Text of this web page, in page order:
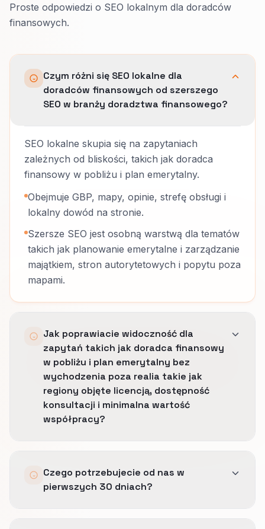
Proste odpowiedzi o SEO lokalnym dla doradców
finansowych.
Czym różni się SEO lokalne dla
doradców finansowych od szerszego
SEO w branży doradztwa finansowego?
SEO lokalne skupia się na zapytaniach
zależnych od bliskości, takich jak doradca
finansowy w pobliżu i plan emerytalny.
Obejmuje GBP, mapy, opinie, strefę obsługi i
lokalny dowód na stronie.
Szersze SEO jest osobną warstwą dla tematów
takich jak planowanie emerytalne i zarządzanie
majątkiem, stron autorytetowych i popytu poza
mapami.
Jak poprawiacie widoczność dla
zapytań takich jak doradca finansowy
w pobliżu i plan emerytalny bez
wychodzenia poza realia takie jak
regiony objęte licencją, dostępność
konsultacji i minimalna wartość
współpracy?
lokalne tak, by widoczność rosła tylko tam,
gdzie operacja naprawdę dowozi.
Czego potrzebujecie od nas w
pierwszych 30 dniach?